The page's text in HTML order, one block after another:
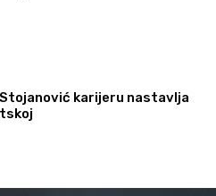
karijeru nastavlja